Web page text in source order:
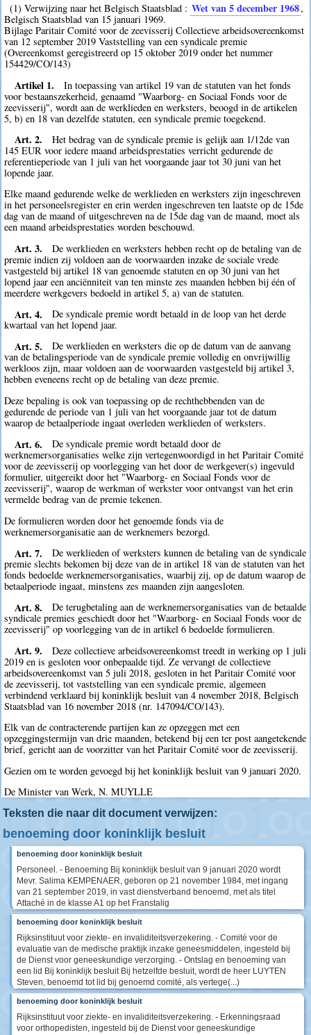
(1) Verwijzing naar het Belgisch Staatsblad : Wet van 5 december 1968,
Belgisch Staatsblad van 15 januari 1969.
Bijlage Paritair Comité voor de zeevisserij Collectieve arbeidsovereenkomst
van 12 september 2019 Vaststelling van een syndicale premie
(Overeenkomst geregistreerd op 15 oktober 2019 onder het nummer
154429/CO/143)
Artikel 1.
In toepassing van artikel 19 van de statuten van het fonds
voor bestaanszekerheid, genaamd "Waarborg- en Sociaal Fonds voor de
zeevisserij", wordt aan de werklieden en werksters, beoogd in de artikelen
5, b) en 18 van dezelfde statuten, een syndicale premie toegekend.
Art. 2.
Het bedrag van de syndicale premie is gelijk aan 1/12de van
145 EUR voor iedere maand arbeidsprestaties verricht gedurende de
referentieperiode van 1 juli van het voorgaande jaar tot 30 juni van het
lopende jaar.
Elke maand gedurende welke de werklieden en werksters zijn ingeschreven
in het personeelsregister en erin werden ingeschreven ten laatste op de 15de
dag van de maand of uitgeschreven na de 15de dag van de maand, moet als
een maand arbeidsprestaties worden beschouwd.
Art. 3.
De werklieden en werksters hebben recht op de betaling van de
premie indien zij voldoen aan de voorwaarden inzake de sociale vrede
vastgesteld bij artikel 18 van genoemde statuten en op 30 juni van het
lopend jaar een anciënniteit van ten minste zes maanden hebben bij één of
meerdere werkgevers bedoeld in artikel 5, a) van de statuten.
Art. 4.
De syndicale premie wordt betaald in de loop van het derde
kwartaal van het lopend jaar.
Art. 5.
De werklieden en werksters die op de datum van de aanvang
van de betalingsperiode van de syndicale premie volledig en onvrijwillig
werkloos zijn, maar voldoen aan de voorwaarden vastgesteld bij artikel 3,
hebben eveneens recht op de betaling van deze premie.
Deze bepaling is ook van toepassing op de rechthebbenden van de
gedurende de periode van 1 juli van het voorgaande jaar tot de datum
waarop de betaalperiode ingaat overleden werklieden of werksters.
Art. 6.
De syndicale premie wordt betaald door de
werknemersorganisaties welke zijn vertegenwoordigd in het Paritair Comité
voor de zeevisserij op voorlegging van het door de werkgever(s) ingevuld
formulier, uitgereikt door het "Waarborg- en Sociaal Fonds voor de
zeevisserij", waarop de werkman of werkster voor ontvangst van het erin
vermelde bedrag van de premie tekenen.
De formulieren worden door het genoemde fonds via de
werknemersorganisatie aan de werknemers bezorgd.
Art. 7.
De werklieden of werksters kunnen de betaling van de syndicale
premie slechts bekomen bij deze van de in artikel 18 van de statuten van het
fonds bedoelde werknemersorganisaties, waarbij zij, op de datum waarop de
betaalperiode ingaat, minstens zes maanden zijn aangesloten.
Art. 8.
De terugbetaling aan de werknemersorganisaties van de betaalde
syndicale premies geschiedt door het "Waarborg- en Sociaal Fonds voor de
zeevisserij" op voorlegging van de in artikel 6 bedoelde formulieren.
Art. 9.
Deze collectieve arbeidsovereenkomst treedt in werking op 1 juli
2019 en is gesloten voor onbepaalde tijd. Ze vervangt de collectieve
arbeidsovereenkomst van 5 juli 2018, gesloten in het Paritair Comité voor
de zeevisserij, tot vaststelling van een syndicale premie, algemeen
verbindend verklaard bij koninklijk besluit van 4 november 2018, Belgisch
Staatsblad van 16 november 2018 (nr. 147094/CO/143).
Elk van de contracterende partijen kan ze opzeggen met een
opzeggingstermijn van drie maanden, betekend bij een ter post aangetekende
brief, gericht aan de voorzitter van het Paritair Comité voor de zeevisserij.
Gezien om te worden gevoegd bij het koninklijk besluit van 9 januari 2020.
De Minister van Werk, N. MUYLLE
Teksten die naar dit document verwijzen:
benoeming door koninklijk besluit
benoeming door koninklijk besluit
Personeel. - Benoeming Bij koninklijk besluit van 9 januari 2020 wordt
Mevr. Salima KEMPENAER, geboren op 21 november 1984, met ingang
van 21 september 2019, in vast dienstverband benoemd, met als titel
Attaché in de klasse A1 op het Franstalig
benoeming door koninklijk besluit
Rijksinstituut voor ziekte- en invaliditeitsverzekering. - Comité voor de
evaluatie van de medische praktijk inzake geneesmiddelen, ingesteld bij
de Dienst voor geneeskundige verzorging. - Ontslag en benoeming van
een lid Bij koninklijk besluit Bij hetzelfde besluit, wordt de heer LUYTEN
Steven, benoemd tot lid bij genoemd comité, als vertege(...)
benoeming door koninklijk besluit
Rijksinstituut voor ziekte- en invaliditeitsverzekering. - Erkenningsraad
voor orthopedisten, ingesteld bij de Dienst voor geneeskundige